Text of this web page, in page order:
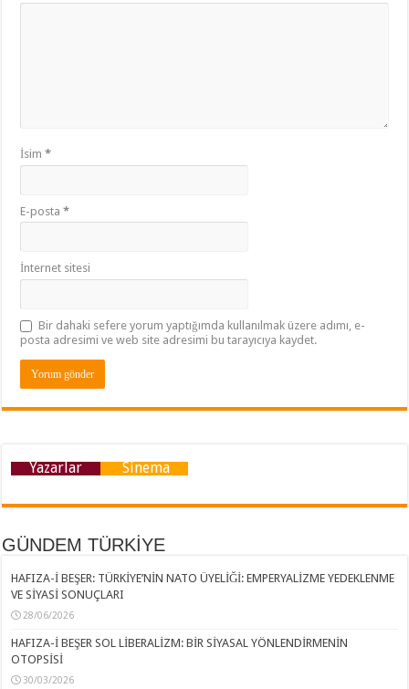
İsim*
E-posta*
İnternet sitesi
Bir dahaki sefere yorum yaptığımda kullanılmak üzere adımı, e-
posta adresimi ve web site adresimi bu tarayıcıya kaydet.
Yazarlar Sinema
GÜNDEM TÜRKİYE
HAFIZA-İ BEŞER: TÜRKİYE’NİN NATO ÜYELİĞİ: EMPERYALİZME YEDEKLENME
VE SİYASİ SONUÇLARI
28/06/2026
HAFIZA-İ BEŞER SOL LİBERALİZM: BİR SİYASAL YÖNLENDİRMENİN
OTOPSİSİ
30/03/2026